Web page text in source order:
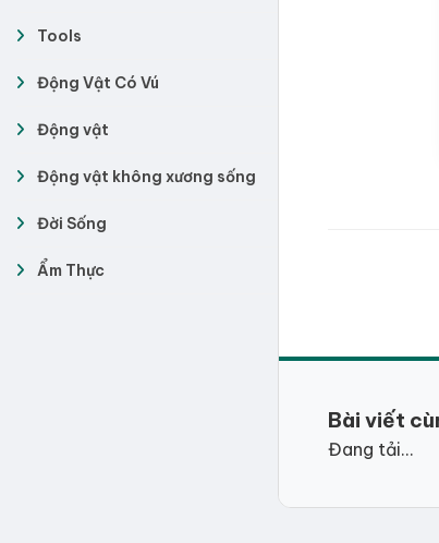
Tools
Động Vật Có Vú
Động vật
Động vật không xương sống
Đời Sống
Ẩm Thực
Bài viết
Đang tải...